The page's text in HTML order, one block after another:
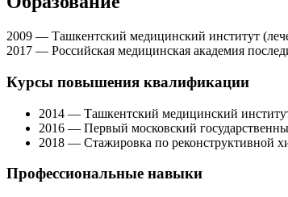
2009 — Ташкентский медицинский институт
2017 — Российская медицинская академия
Курсы повышения квалификации
2014 — Ташкентский медицинский
2016 — Первый московский
2018 — Стажировка по реконструктивной
Профессиональные навыки